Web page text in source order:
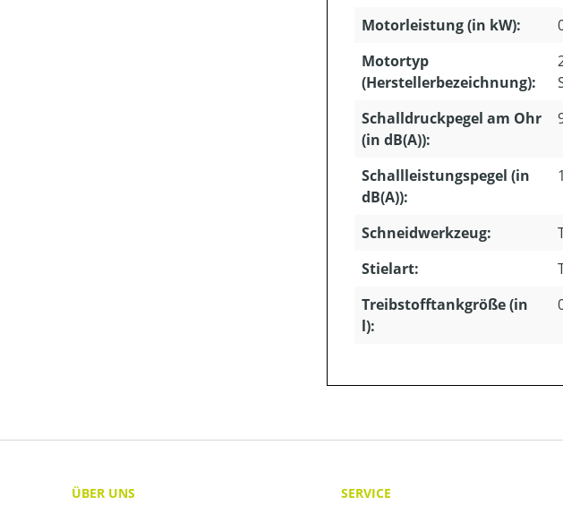
Motorleistung (in kW):
Motortyp
(Herstellerbezeichnung):
Schalldruckpegel am Ohr
(in dB(A)):
Schallleistungspegel (in
dB(A)):
Schneidwerkzeug:
Stielart:
Treibstofftankgröße (in
l):
ÜBER UNS
SERVICE